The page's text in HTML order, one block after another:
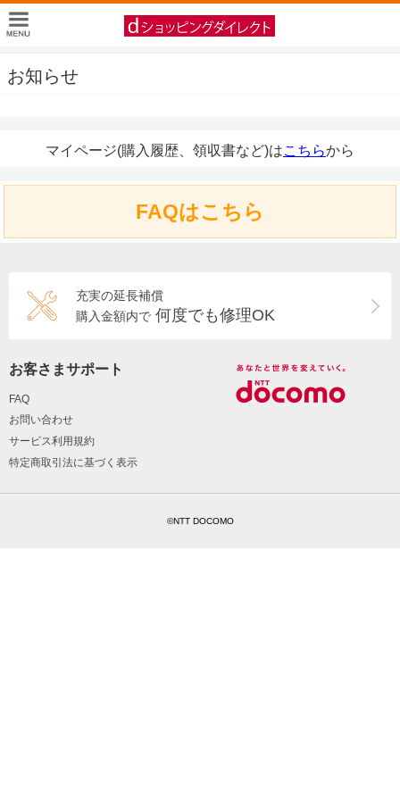
お知らせ
マイページ(購入履歴、領収書など)はこちらから
FAQはこちら
充実の延長補償
購入金額内で 何度でも修理OK
お客さまサポート
FAQ
お問い合わせ
サービス利用規約
特定商取引法に基づく表示
©NTT DOCOMO